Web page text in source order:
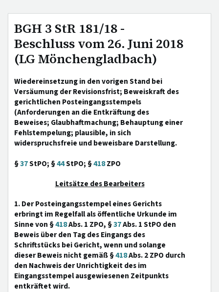
BGH 3 StR 181/18 -
Beschluss vom 26. Juni 2018
(LG Mönchengladbach)
Wiedereinsetzung in den vorigen Stand bei
Versäumung der Revisionsfrist; Beweiskraft des
gerichtlichen Posteingangsstempels
(Anforderungen an die Entkräftung des
Beweises; Glaubhaftmachung; Behauptung einer
Fehlstempelung; plausible, in sich
widerspruchsfreie und beweisbare Darstellung.
§37StPO; §44StPO; §418ZPO
Leitsätze des Bearbeiters
1. Der Posteingangsstempel eines Gerichts
erbringt im Regelfall als öffentliche Urkunde im
Sinne von §418Abs. 1 ZPO, §37Abs. 1 StPO den
Beweis über den Tag des Eingangs des
Schriftstücks bei Gericht, wenn und solange
dieser Beweis nicht gemäß §418Abs. 2 ZPO durch
den Nachweis der Unrichtigkeit des im
Eingangsstempel ausgewiesenen Zeitpunkts
entkräftet wird.